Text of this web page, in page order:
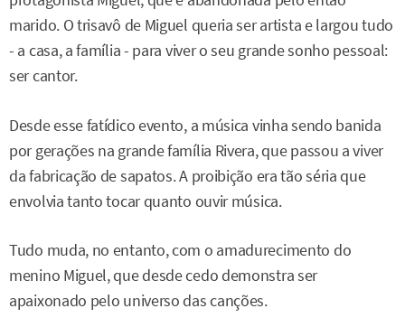
marido. O trisavô de Miguel queria ser artista e largou tudo
- a casa, a família - para viver o seu grande sonho pessoal:
ser cantor.
Desde esse fatídico evento, a música vinha sendo banida
por gerações na grande família Rivera, que passou a viver
da fabricação de sapatos. A proibição era tão séria que
envolvia tanto tocar quanto ouvir música.
Tudo muda, no entanto, com o amadurecimento do
menino Miguel, que desde cedo demonstra ser
apaixonado pelo universo das canções.